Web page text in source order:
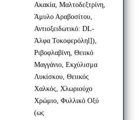
Ακακία, Μαλτοδεξτρίνη,
Άμυλο Αραβοσίτου,
Αντιοξειδωτικό: DL-
Άλφα Τοκοφερόληl]),
Ριβοφλαβίνη, Θειικό
Μαγγάνιο, Εκχύλισμα
Λυκίσκου, Θειικός
Χαλκός, Χλωριούχο
Χρώμιο, Φυλλικό Οξύ
(ως